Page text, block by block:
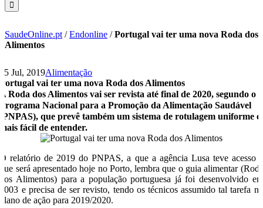
SaudeOnline.pt /Endonline /Portugal vai ter uma nova Roda dos
Alimentos
15 Jul, 2019Alimentação
Portugal vai ter uma nova Roda dos Alimentos
A Roda dos Alimentos vai ser revista até final de 2020, segundo o
Programa Nacional para a Promoção da Alimentação Saudável
(PNPAS), que prevê também um sistema de rotulagem uniforme e
mais fácil de entender.
O relatório de 2019 do PNPAS, a que a agência Lusa teve acesso e
que será apresentado hoje no Porto, lembra que o guia alimentar (Roda
dos Alimentos) para a população portuguesa já foi desenvolvido em
2003 e precisa de ser revisto, tendo os técnicos assumido tal tarefa no
plano de ação para 2019/2020.